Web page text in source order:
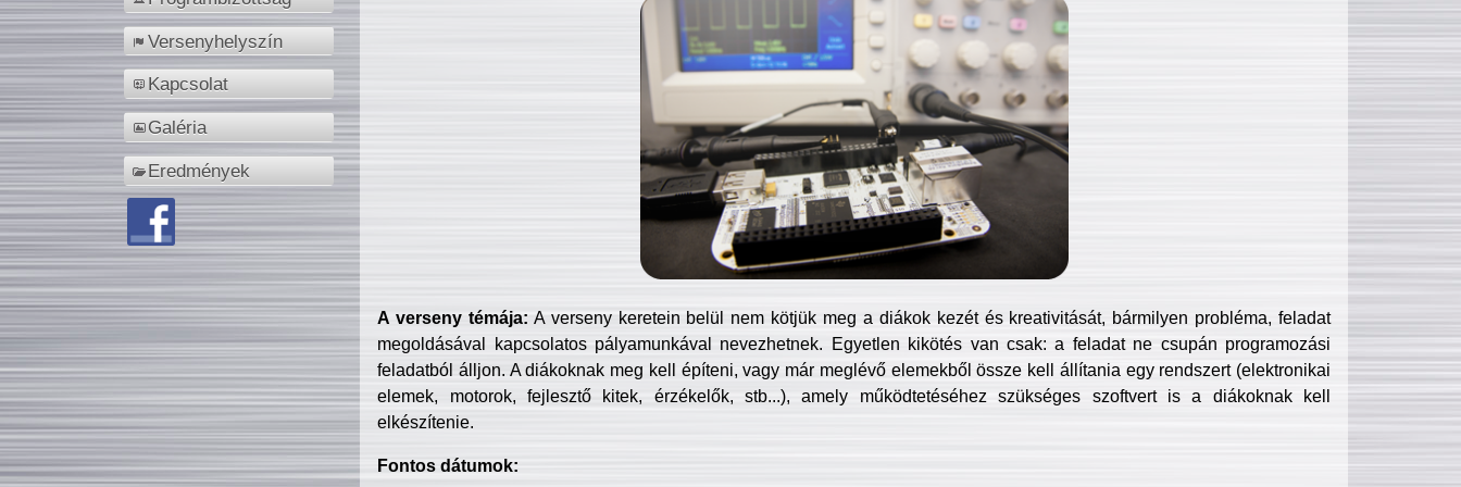
Versenyhelyszín
Kapcsolat
Galéria
Eredmények
A verseny témája: A verseny keretein belül nem kötjük meg a diákok kezét és kreativitását, bármilyen probléma, feladat
megoldásával kapcsolatos pályamunkával nevezhetnek. Egyetlen kikötés van csak: a feladat ne csupán programozási
feladatból álljon. A diákoknak meg kell építeni, vagy már meglévő elemekből össze kell állítania egy rendszert (elektronikai
elemek, motorok, fejlesztő kitek, érzékelők, stb...), amely működtetéséhez szükséges szoftvert is a diákoknak kell
elkészítenie.
Fontos dátumok: